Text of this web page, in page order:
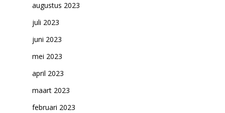
augustus 2023
juli 2023
juni 2023
mei 2023
april 2023
maart 2023
februari 2023